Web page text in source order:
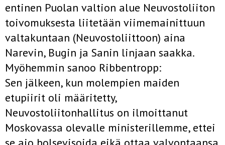
entinen Puolan valtion alue Neuvostoliiton
toivomuksesta liitetään viimemainittuun
valtakuntaan (Neuvostoliittoon) aina
Narevin, Bugin ja Sanin linjaan saakka.
Myöhemmin sanoo Ribbentropp:
Sen jälkeen, kun molempien maiden
etupiirit oli määritetty,
Neuvostoliitonhallitus on ilmoittanut
Moskovassa olevalle ministerillemme, ettei